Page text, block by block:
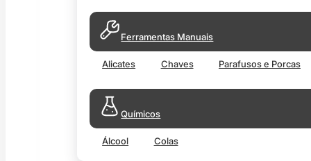
Ferramentas Manuais
Alicates Chaves Parafusos e Porcas
Químicos
Álcool Colas